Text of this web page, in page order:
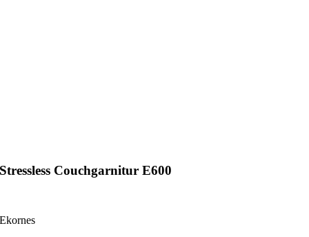
Stressless Couchgarnitur E600
Ekornes